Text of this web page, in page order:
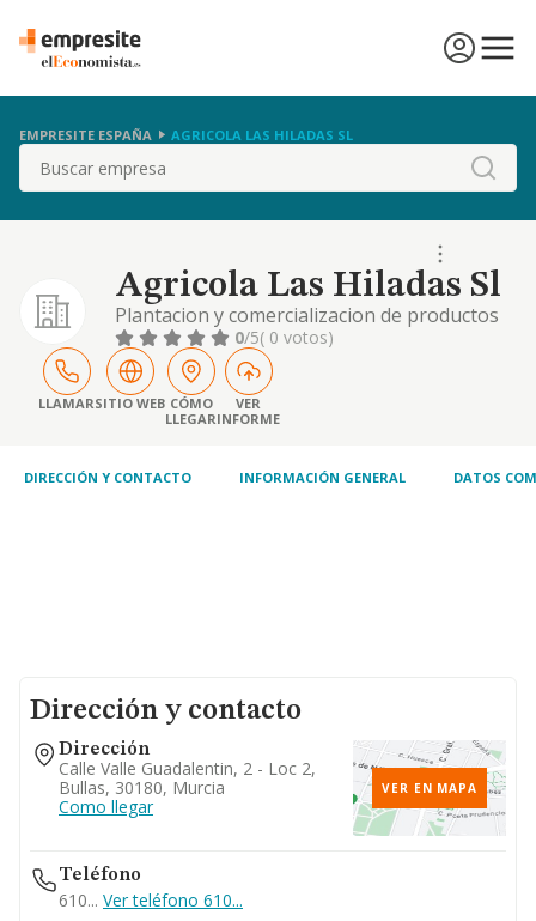
EMPRESITE ESPAÑA AGRICOLA LAS HILADAS SL
Buscar
Agricola Las Hiladas Sl
Plantacion y comercializacion de productos
agricolas y ganaderos en fincas propias o
arrendadas. la adquisicion de fincas rusticas
y urbanas para su explotacion o
arrendamiento. directa e indirectamente.
0/5( 0 votos)
LLAMARSITIO WEB CÓMO
LLEGAR
VER
INFORME
DIRECCIÓN Y CONTACTO INFORMACIÓN GENERAL DATOS
Dirección y contacto
Dirección
Calle Valle Guadalentin, 2 - Loc 2,
Bullas, 30180, Murcia
Como llegar
VER EN MAPA
Teléfono
610... Ver teléfono 610...